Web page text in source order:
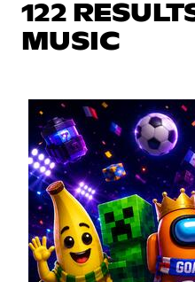
122
MUSIC